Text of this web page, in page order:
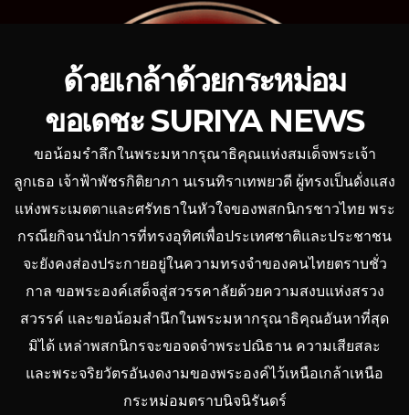
ด้วยเกล้าด้วยกระหม่อม
ขอเดชะ SURIYA NEWS
ขอน้อมรำลึกในพระมหากรุณาธิคุณแห่งสมเด็จพระเจ้า
ลูกเธอ เจ้าฟ้าพัชรกิติยาภา นเรนทิราเทพยวดี ผู้ทรงเป็นดั่งแสง
แห่งพระเมตตาและศรัทธาในหัวใจของพสกนิกรชาวไทย พระ
กรณียกิจนานัปการที่ทรงอุทิศเพื่อประเทศชาติและประชาชน
จะยังคงส่องประกายอยู่ในความทรงจำของคนไทยตราบชั่ว
กาล ขอพระองค์เสด็จสู่สวรรคาลัยด้วยความสงบแห่งสรวง
สวรรค์ และขอน้อมสำนึกในพระมหากรุณาธิคุณอันหาที่สุด
มิได้ เหล่าพสกนิกรจะขอจดจำพระปณิธาน ความเสียสละ
และพระจริยวัตรอันงดงามของพระองค์ไว้เหนือเกล้าเหนือ
กระหม่อมตราบนิจนิรันดร์